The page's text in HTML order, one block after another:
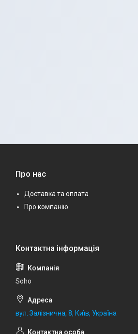
Про нас
Доставка та оплата
Про компанію
Soho
вул. Залізнична, 8, Київ, Україна